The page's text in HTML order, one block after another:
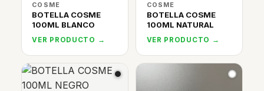
COSME
BOTELLA COSME
100ML BLANCO
VER PRODUCTO →
COSME
BOTELLA COSME
100ML NATURAL
VER PRODUCTO →